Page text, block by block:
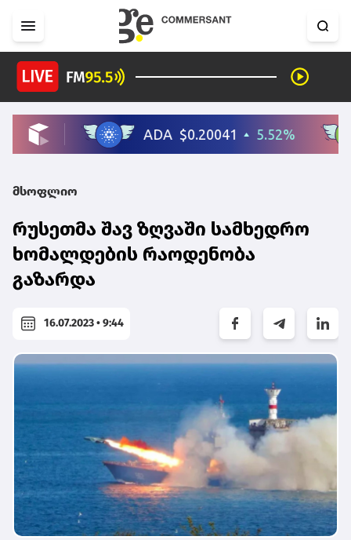
მსოფლიო
რუსეთმა შავ ზღვაში სამხედრო
ხომალდების რაოდენობა
გაზარდა
16.07.2023 • 9:44